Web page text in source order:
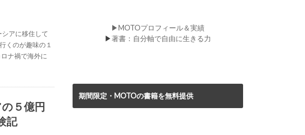
アに移住して
くのが趣味の１
ナ禍で海外に
５億円
記
▶MOTOプロフィール＆実績
▶著書：自分軸で自由に生きる力
期間限定・MOTOの書籍を無料提供